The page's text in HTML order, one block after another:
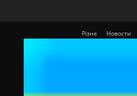
Різне Новости